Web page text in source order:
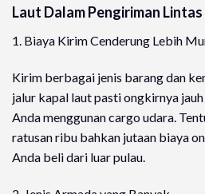
Laut Dalam Pengiriman Lintas
1. Biaya Kirim Cenderung Lebih
Kirim berbagai jenis barang dan
jalur kapal laut pasti ongkirnya
Anda menggunan cargo udara.
ratusan ribu bahkan jutaan biaya
Anda beli dari luar pulau.